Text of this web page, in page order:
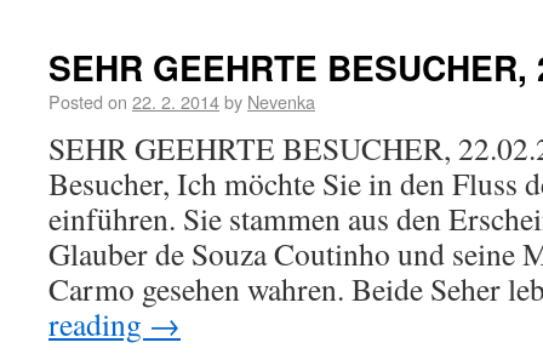
SEHR GEEHRTE BESUCHER,
Posted on 22. 2. 2014by Nevenka
SEHR GEEHRTE BESUCHER,
Besucher, Ich möchte Sie in den Fluss
einführen. Sie stammen aus den
Glauber de Souza Coutinho und
Carmo gesehen wahren. Beide Seher
reading →